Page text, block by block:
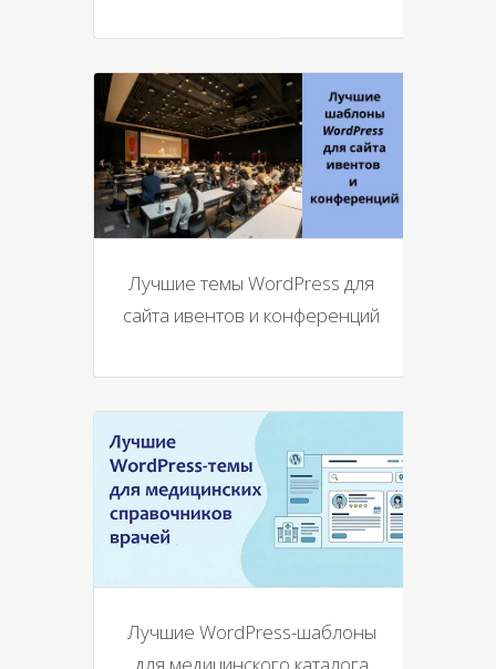
Лучшие темы WordPress для
сайта ивентов и конференций
Лучшие WordPress-шаблоны